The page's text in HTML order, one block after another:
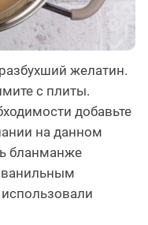
желатин.
с плиты.
добавьте
на данном
бланманже